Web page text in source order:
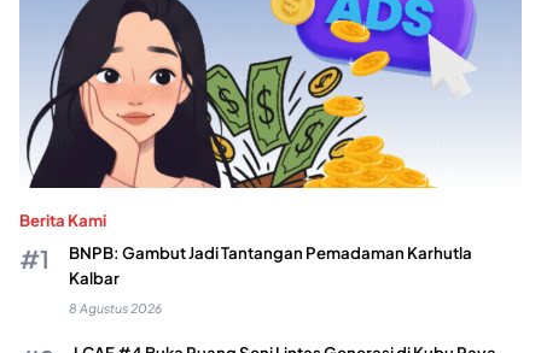
Berita Kami
BNPB: Gambut Jadi Tantangan Pemadaman Karhutla
Kalbar
8 Agustus 2026